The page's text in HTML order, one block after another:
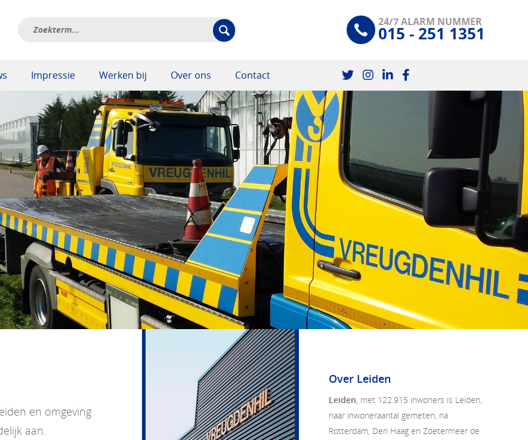
24/7 ALARM NUMMER
015 - 251 1351
Impressie Werken bij Over ons Contact
en omgeving
aan.
Over Leiden
Leiden, met 122.915 inwoners is Leiden,
naar inwoneraantal gemeten, na
Rotterdam, Den Haag en Zoetermeer de